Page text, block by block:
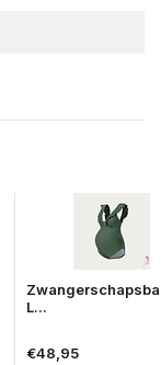
L...
€48,95